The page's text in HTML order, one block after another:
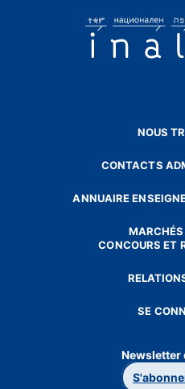
NOUS
CONTACTS
ANNUAIRE
CONCOURS ET
SE
Newsletter